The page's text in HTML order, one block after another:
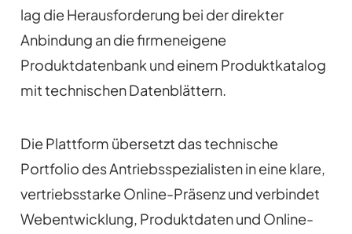
lag die Herausforderung bei der direkter
Anbindung an die firmeneigene
Produktdatenbank und einem Produktkatalog
mit technischen Datenblättern.
Die Plattform übersetzt das technische
Portfolio des Antriebsspezialisten in eine klare,
vertriebsstarke Online-Präsenz und verbindet
Webentwicklung, Produktdaten und Online-